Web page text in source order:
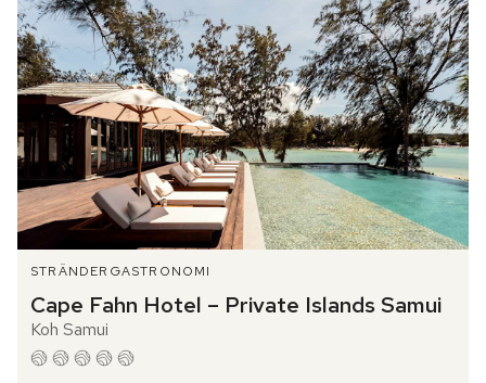
STRÄNDER GASTRONOMI
Cape Fahn Hotel – Private Islands Samui
Koh Samui